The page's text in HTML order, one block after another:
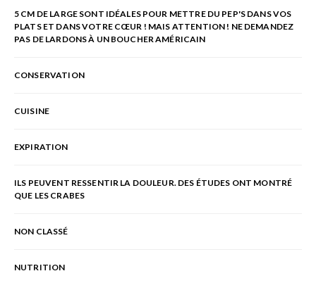
5 CM DE LARGE SONT IDÉALES POUR METTRE DU PEP'S DANS VOS
PLATS ET DANS VOTRE CŒUR ! MAIS ATTENTION ! NE DEMANDEZ
PAS DE LARDONS À UN BOUCHER AMÉRICAIN
CONSERVATION
CUISINE
EXPIRATION
ILS PEUVENT RESSENTIR LA DOULEUR. DES ÉTUDES ONT MONTRÉ
QUE LES CRABES
NON CLASSÉ
NUTRITION